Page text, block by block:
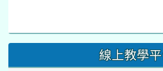
線上教學